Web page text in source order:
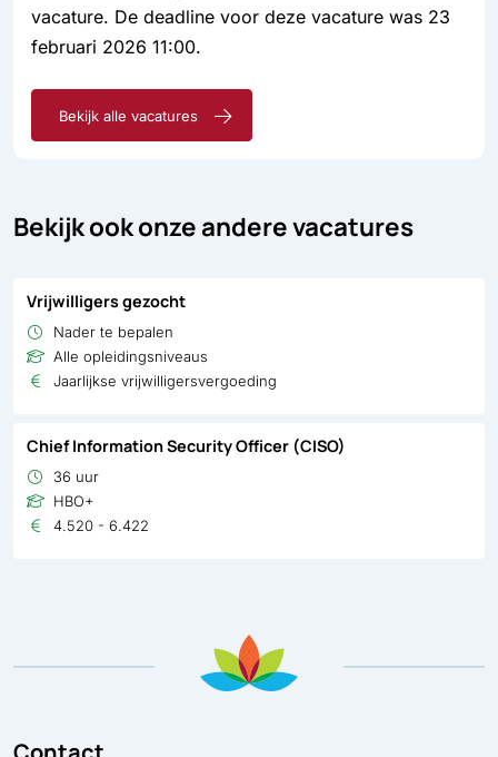
vacature. De deadline voor deze vacature was 23
februari 2026 11:00.
Bekijk alle vacatures
Bekijk ook onze andere vacatures
Vrijwilligers gezocht
Nader te bepalen
Alle opleidingsniveaus
Jaarlijkse vrijwilligersvergoeding
Chief Information Security Officer (CISO)
36 uur
HBO+
4.520 - 6.422